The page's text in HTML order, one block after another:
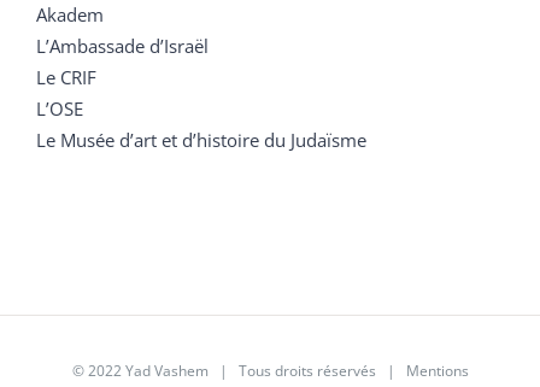
Akadem
L’Ambassade d’Israël
Le CRIF
L’OSE
Le Musée d’art et d’histoire du Judaïsme
© 2022 Yad Vashem | Tous droits réservés | Mentions